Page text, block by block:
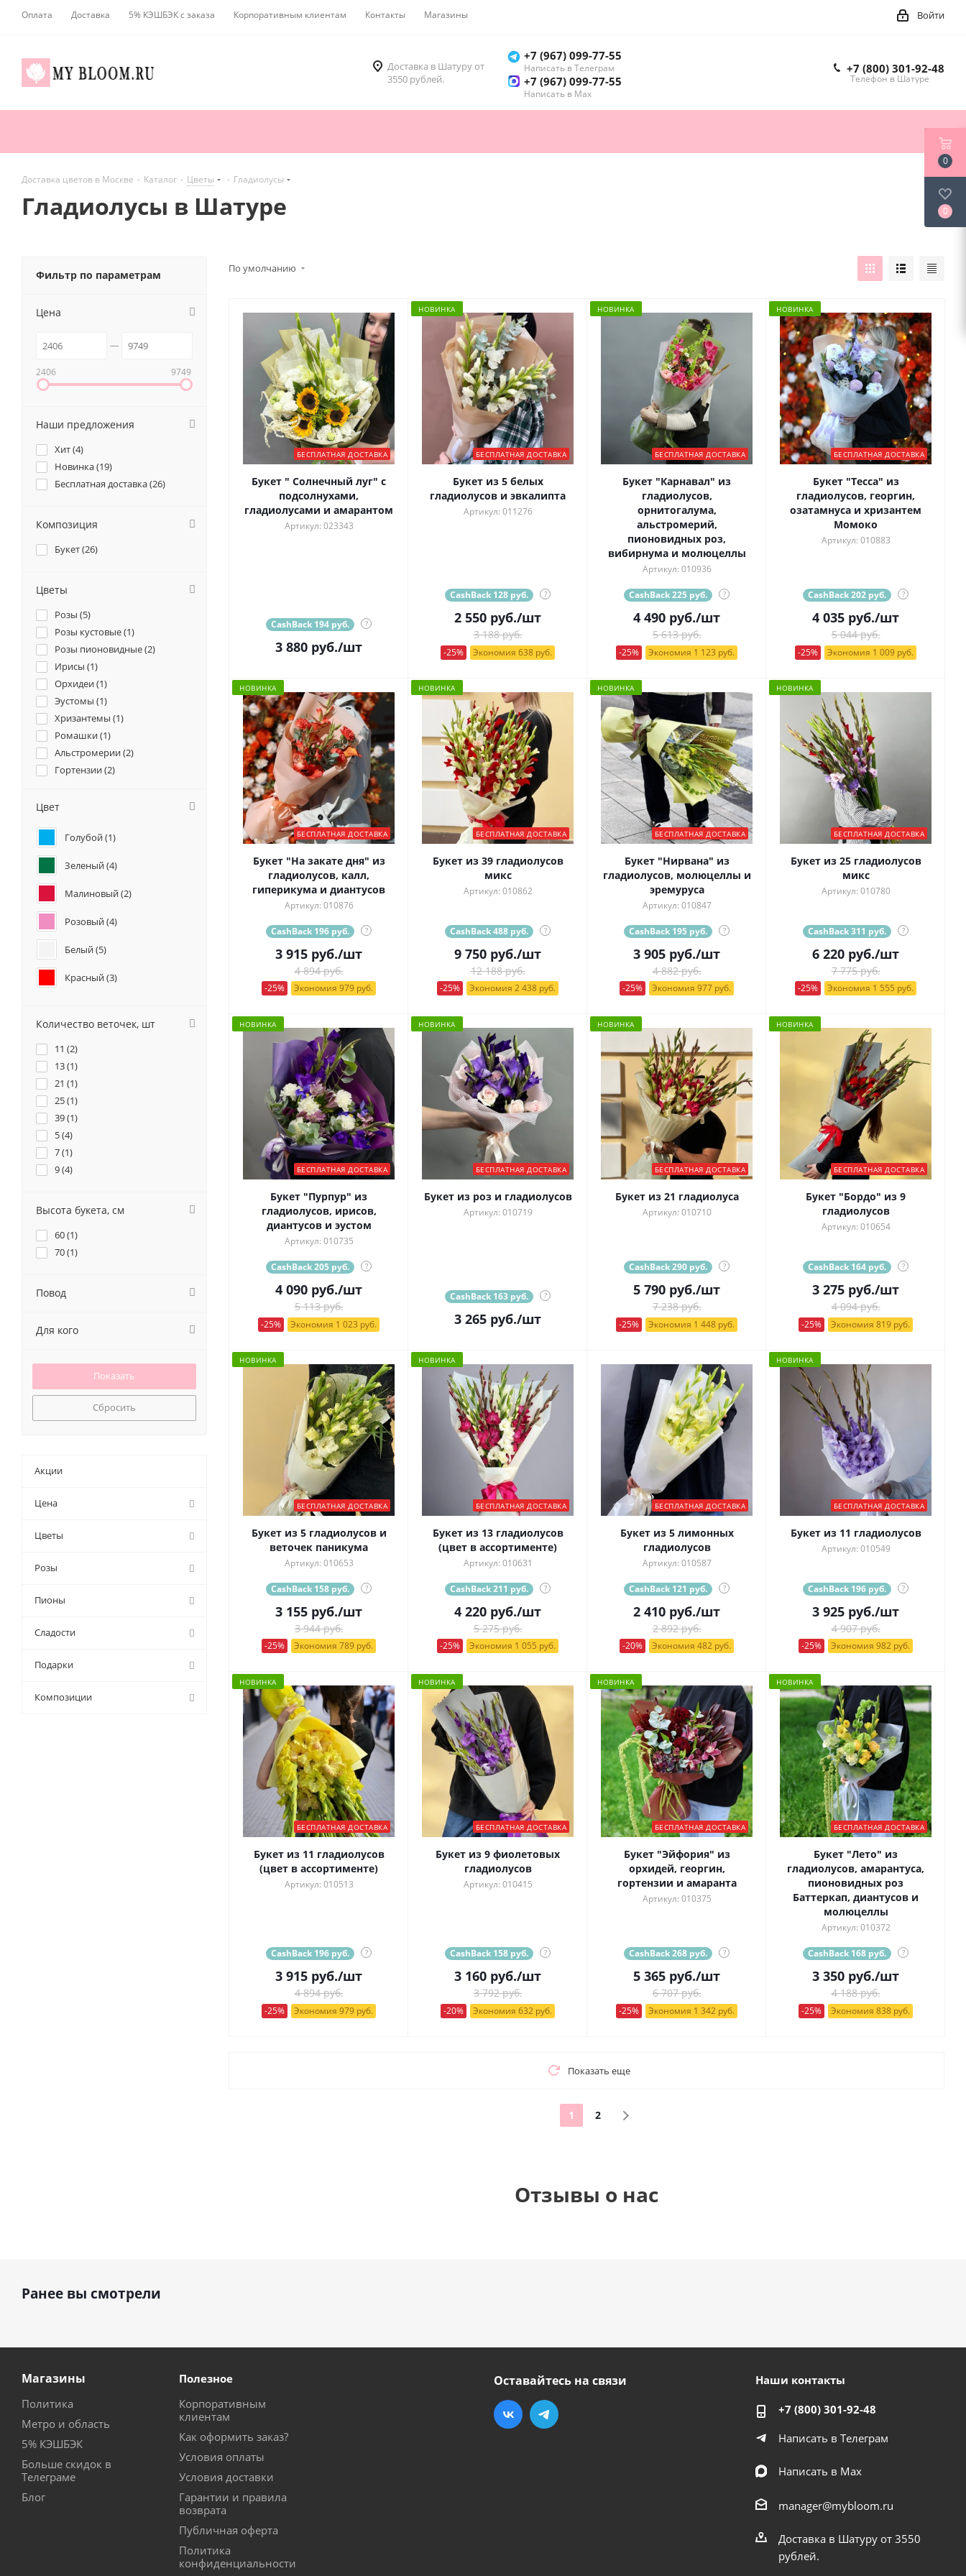
Оплата Доставка 5% КЭШБЭК с заказа Корпоративным клиентам Контакты Магазины Войти
Доставка в Шатуру от
3550 рублей.
+7 (967) 099-77-55
Написать в Телеграм
+7 (967) 099-77-55
Написать в Мах
+7 (800) 301-92-48
Телефон в Шатуре
Доставка цветов в Москве - Каталог - Цветы - Гладиолусы
Гладиолусы в Шатуре
По умолчанию
БЕСПЛАТНАЯ ДОСТАВКА
Букет " Солнечный луг" с
подсолнухами,
гладиолусами и амарантом
Артикул: 023343
CashBack 194 руб. ?
3 880 руб./шт
НОВИНКА
БЕСПЛАТНАЯ ДОСТАВКА
Букет из 5 белых
гладиолусов и эвкалипта
Артикул: 011276
CashBack 128 руб. ?
2 550 руб./шт
3 188 руб.
-25% Экономия 638 руб.
НОВИНКА
БЕСПЛАТНАЯ ДОСТАВКА
Букет "Карнавал" из
гладиолусов,
орнитогалума,
альстромерий,
пионовидных роз,
вибирнума и молюцеллы
Артикул: 010936
CashBack 225 руб. ?
4 490 руб./шт
5 613 руб.
-25% Экономия 1 123 руб.
НОВИНКА
БЕСПЛАТНАЯ ДОСТАВКА
Букет "Тесса" из
гладиолусов, георгин,
озатамнуса и хризантем
Момоко
Артикул: 010883
CashBack 202 руб. ?
4 035 руб./шт
5 044 руб.
-25% Экономия 1 009 руб.
НОВИНКА
БЕСПЛАТНАЯ ДОСТАВКА
Букет "На закате дня" из
гладиолусов, калл,
гиперикума и диантусов
Артикул: 010876
CashBack 196 руб. ?
3 915 руб./шт
4 894 руб.
-25% Экономия 979 руб.
НОВИНКА
БЕСПЛАТНАЯ ДОСТАВКА
Букет из 39 гладиолусов
микс
Артикул: 010862
CashBack 488 руб. ?
9 750 руб./шт
12 188 руб.
-25% Экономия 2 438 руб.
НОВИНКА
БЕСПЛАТНАЯ ДОСТАВКА
Букет "Нирвана" из
гладиолусов, молюцеллы и
эремуруса
Артикул: 010847
CashBack 195 руб. ?
3 905 руб./шт
4 882 руб.
-25% Экономия 977 руб.
НОВИНКА
БЕСПЛАТНАЯ ДОСТАВКА
Букет из 25 гладиолусов
микс
Артикул: 010780
CashBack 311 руб. ?
6 220 руб./шт
7 775 руб.
-25% Экономия 1 555 руб.
НОВИНКА
БЕСПЛАТНАЯ ДОСТАВКА
Букет "Пурпур" из
гладиолусов, ирисов,
диантусов и эустом
Артикул: 010735
CashBack 205 руб. ?
4 090 руб./шт
5 113 руб.
-25% Экономия 1 023 руб.
НОВИНКА
БЕСПЛАТНАЯ ДОСТАВКА
Букет из роз и гладиолусов
Артикул: 010719
CashBack 163 руб. ?
3 265 руб./шт
НОВИНКА
БЕСПЛАТНАЯ ДОСТАВКА
Букет из 21 гладиолуса
Артикул: 010710
CashBack 290 руб. ?
5 790 руб./шт
7 238 руб.
-25% Экономия 1 448 руб.
НОВИНКА
БЕСПЛАТНАЯ ДОСТАВКА
Букет "Бордо" из 9
гладиолусов
Артикул: 010654
CashBack 164 руб. ?
3 275 руб./шт
4 094 руб.
-25% Экономия 819 руб.
НОВИНКА
БЕСПЛАТНАЯ ДОСТАВКА
Букет из 5 гладиолусов и
веточек паникума
Артикул: 010653
CashBack 158 руб. ?
3 155 руб./шт
3 944 руб.
-25% Экономия 789 руб.
НОВИНКА
БЕСПЛАТНАЯ ДОСТАВКА
Букет из 13 гладиолусов
(цвет в ассортименте)
Артикул: 010631
CashBack 211 руб. ?
4 220 руб./шт
5 275 руб.
-25% Экономия 1 055 руб.
БЕСПЛАТНАЯ ДОСТАВКА
Букет из 5 лимонных
гладиолусов
Артикул: 010587
CashBack 121 руб. ?
2 410 руб./шт
2 892 руб.
-20% Экономия 482 руб.
НОВИНКА
БЕСПЛАТНАЯ ДОСТАВКА
Букет из 11 гладиолусов
Артикул: 010549
CashBack 196 руб. ?
3 925 руб./шт
4 907 руб.
-25% Экономия 982 руб.
НОВИНКА
БЕСПЛАТНАЯ ДОСТАВКА
Букет из 11 гладиолусов
(цвет в ассортименте)
Артикул: 010513
CashBack 196 руб. ?
3 915 руб./шт
4 894 руб.
-25% Экономия 979 руб.
НОВИНКА
БЕСПЛАТНАЯ ДОСТАВКА
Букет из 9 фиолетовых
гладиолусов
Артикул: 010415
CashBack 158 руб. ?
3 160 руб./шт
3 792 руб.
-20% Экономия 632 руб.
НОВИНКА
БЕСПЛАТНАЯ ДОСТАВКА
Букет "Эйфория" из
орхидей, георгин,
гортензии и амаранта
Артикул: 010375
CashBack 268 руб. ?
5 365 руб./шт
6 707 руб.
-25% Экономия 1 342 руб.
НОВИНКА
БЕСПЛАТНАЯ ДОСТАВКА
Букет "Лето" из
гладиолусов, амарантуса,
пионовидных роз
Баттеркап, диантусов и
молюцеллы
Артикул: 010372
CashBack 168 руб. ?
3 350 руб./шт
4 188 руб.
-25% Экономия 838 руб.
Показать еще
1 2
Отзывы о нас
Фильтр по параметрам
Цена
2406 9749
Наши предложения
Хит (4)
Новинка (19)
Бесплатная доставка (26)
Композиция
Букет (26)
Цветы
Розы (5)
Розы кустовые (1)
Розы пионовидные (2)
Ирисы (1)
Орхидеи (1)
Эустомы (1)
Хризантемы (1)
Ромашки (1)
Альстромерии (2)
Гортензии (2)
Гвоздики (
Гладиолус (23
Каллы (
Цвет
Голубой (1)
Зеленый (4)
Малиновый (2)
Розовый (4)
Белый (5)
Красный (3)
Коралловый (
Оранжевый (
Фиолетовый (
Количество веточек, шт
11 (2)
13 (1)
21 (1)
25 (1)
39 (1)
5 (4)
7 (1)
9 (4)
Высота букета, см
60 (1)
70 (1)
Повод
Для кого
Сбросить
Акции
Цена
Цветы
Розы
Пионы
Сладости
Подарки
Композиции
Ранее вы смотрели
Магазины
Политика
Метро и область
5% КЭШБЭК
Больше скидок в
Телеграме
Блог
Полезное
Корпоративным
клиентам
Как оформить заказ?
Условия оплаты
Условия доставки
Гарантии и правила
возврата
Публичная оферта
Политика
конфиденциальности
Оставайтесь на связи Наши контакты
+7 (800) 301-92-48
Написать в Телеграм
Написать в Мах
manager@mybloom.ru
Доставка в Шатуру от 3550
рублей.
0
0